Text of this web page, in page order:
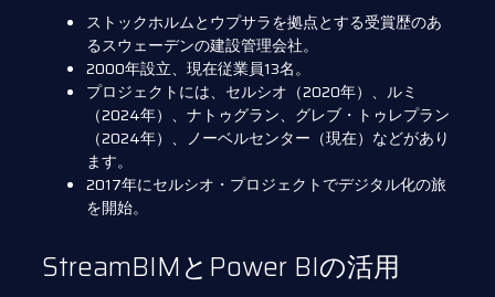
ストックホルムとウプサラを拠点とする受賞歴のあ
るスウェーデンの建設管理会社。
2000年設立、現在従業員13名。
プロジェクトには、セルシオ（2020年）、ルミ
（2024年）、ナトゥグラン、グレブ・トゥレプラン
（2024年）、ノーベルセンター（現在）などがあり
ます。
2017年にセルシオ・プロジェクトでデジタル化の旅
を開始。
StreamBIMとPower BIの活用